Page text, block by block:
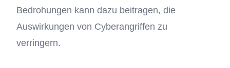
Bedrohungen kann dazu beitragen, die
Auswirkungen von Cyberangriffen zu
verringern.